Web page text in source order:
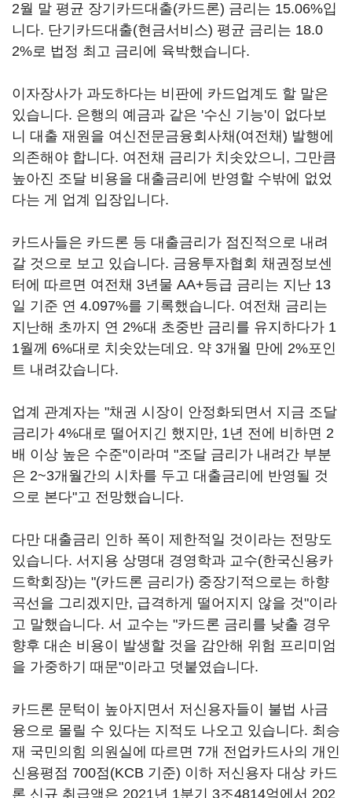
2월 말 평균 장기카드대출(카드론) 금리는 15.06%입
니다. 단기카드대출(현금서비스) 평균 금리는 18.0
2%로 법정 최고 금리에 육박했습니다.
이자장사가 과도하다는 비판에 카드업계도 할 말은
있습니다. 은행의 예금과 같은 '수신 기능'이 없다보
니 대출 재원을 여신전문금융회사채(여전채) 발행에
의존해야 합니다. 여전채 금리가 치솟았으니, 그만큼
높아진 조달 비용을 대출금리에 반영할 수밖에 없었
다는 게 업계 입장입니다.
카드사들은 카드론 등 대출금리가 점진적으로 내려
갈 것으로 보고 있습니다. 금융투자협회 채권정보센
터에 따르면 여전채 3년물 AA+등급 금리는 지난 13
일 기준 연 4.097%를 기록했습니다. 여전채 금리는
지난해 초까지 연 2%대 초중반 금리를 유지하다가 1
1월께 6%대로 치솟았는데요. 약 3개월 만에 2%포인
트 내려갔습니다.
업계 관계자는 "채권 시장이 안정화되면서 지금 조달
금리가 4%대로 떨어지긴 했지만, 1년 전에 비하면 2
배 이상 높은 수준"이라며 "조달 금리가 내려간 부분
은 2~3개월간의 시차를 두고 대출금리에 반영될 것
으로 본다"고 전망했습니다.
다만 대출금리 인하 폭이 제한적일 것이라는 전망도
있습니다. 서지용 상명대 경영학과 교수(한국신용카
드학회장)는 "(카드론 금리가) 중장기적으로는 하향
곡선을 그리겠지만, 급격하게 떨어지지 않을 것"이라
고 말했습니다. 서 교수는 "카드론 금리를 낮출 경우
향후 대손 비용이 발생할 것을 감안해 위험 프리미엄
을 가중하기 때문"이라고 덧붙였습니다.
카드론 문턱이 높아지면서 저신용자들이 불법 사금
융으로 몰릴 수 있다는 지적도 나오고 있습니다. 최승
재 국민의힘 의원실에 따르면 7개 전업카드사의 개인
신용평점 700점(KCB 기준) 이하 저신용자 대상 카드
론 신규 취급액은 2021년 1분기 3조4814억에서 202